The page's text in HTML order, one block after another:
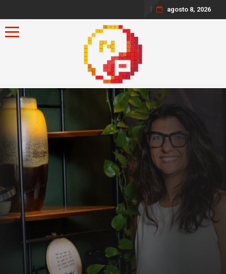
agosto 8, 2026
Toggle navigation